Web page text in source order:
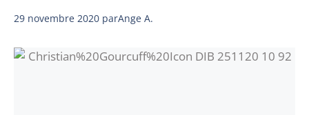
29 novembre 2020 parAnge A.